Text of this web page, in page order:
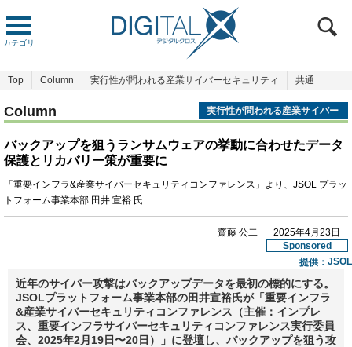
カテゴリ
Top Column 実行性が問われる産業サイバーセキュリティ 共通
Column
実行性が問われる産業サイバー
セキュリティ
バックアップを狙うランサムウェアの挙動に合わせたデータ
保護とリカバリー策が重要に
「重要インフラ&産業サイバーセキュリティコンファレンス」より、JSOL プラッ
トフォーム事業本部 田井 宣裕 氏
齋藤 公二
2025年4月23日
Sponsored
提供： JSOL
近年のサイバー攻撃はバックアップデータを最初の標的にする。
JSOLプラットフォーム事業本部の田井宣裕氏が「重要インフラ
&産業サイバーセキュリティコンファレンス（主催：インプレ
ス、重要インフラサイバーセキュリティコンファレンス実行委員
会、2025年2月19日〜20日）」に登壇し、バックアップを狙う攻